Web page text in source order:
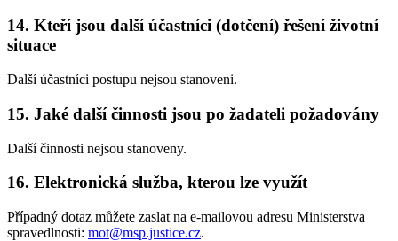
14. Kteří jsou další účastníci (dotčení) řešení životní
situace
Další účastníci postupu nejsou stanoveni.
15. Jaké další činnosti jsou po žadateli požadovány
Další činnosti nejsou stanoveny.
16. Elektronická služba, kterou lze využít
Případný dotaz můžete zaslat na e-mailovou adresu Ministerstva
spravedlnosti: mot@msp.justice.cz.